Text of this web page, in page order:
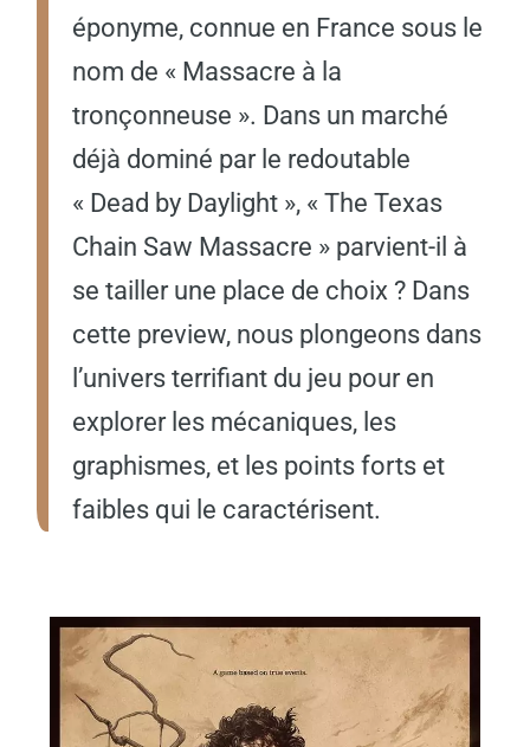
éponyme, connue en France sous le
nom de « Massacre à la
tronçonneuse ». Dans un marché
déjà dominé par le redoutable
« Dead by Daylight », « The Texas
Chain Saw Massacre » parvient-il à
se tailler une place de choix ? Dans
cette preview, nous plongeons dans
l’univers terrifiant du jeu pour en
explorer les mécaniques, les
graphismes, et les points forts et
faibles qui le caractérisent.